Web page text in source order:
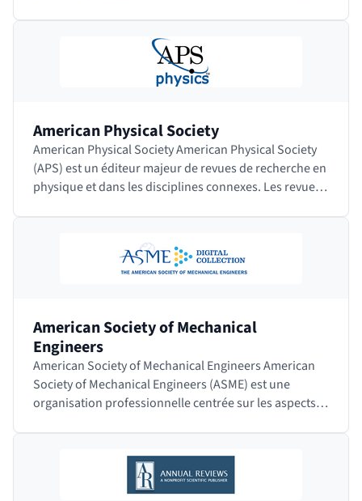
American Physical Society
American Physical Society American Physical Society
(APS) est un éditeur majeur de revues de recherche en
physique et dans les disciplines connexes. Les revues
American Society of Mechanical
Engineers
American Society of Mechanical Engineers American
Society of Mechanical Engineers (ASME) est une
organisation professionnelle centrée sur les aspects